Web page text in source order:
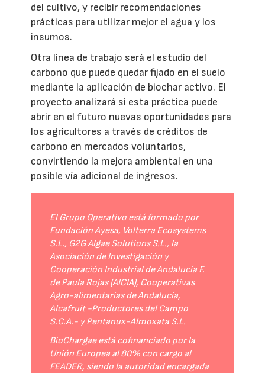
del cultivo, y recibir recomendaciones
prácticas para utilizar mejor el agua y los
insumos.
Otra línea de trabajo será el estudio del
carbono que puede quedar fijado en el suelo
mediante la aplicación de biochar activo. El
proyecto analizará si esta práctica puede
abrir en el futuro nuevas oportunidades para
los agricultores a través de créditos de
carbono en mercados voluntarios,
convirtiendo la mejora ambiental en una
posible vía adicional de ingresos.
El Grupo Operativo está formado por
Fundación Ayesa, Volterra Ecosystems
S.L., G2G Algae Solutions S.L., la
Asociación de Investigación y
Cooperación Industrial de Andalucía F.
de Paula Rojas (AICIA), Cooperativas
Agro-alimentarias de Andalucía,
Alcafruit -Productores del Campo
S.C.A.- y Pentanux-Almoxata S.L.
BioChargae está cofinanciado por la
Unión Europea al 80% con cargo al
FEADER, siendo la autoridad encargada